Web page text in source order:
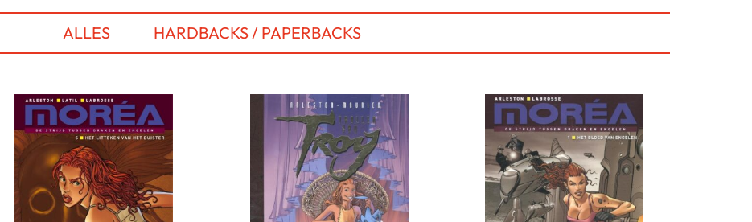
ALLES HARDBACKS / PAPERBACKS